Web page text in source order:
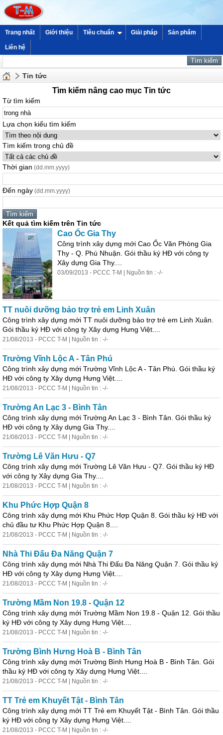
Trang nhất Giới thiệu Tiêu chuẩn Giải pháp Sản phẩm
Liên hệ
Tin tức
Tìm kiếm nâng cao mục Tin tức
Từ tìm kiếm
Lựa chọn kiểu tìm kiếm
Tìm kiếm trong chủ đề
Thời gian (dd.mm.yyyy)
Đến ngày (dd.mm.yyyy)
Kết quả tìm kiếm trên Tin tức
Cao Ốc Gia Thy
Công trình xây dựng mới Cao Ốc Văn Phòng Gia
Thy - Q. Phú Nhuận. Gói thầu ký HĐ với công ty
Xây dựng Gia Thy....
03/09/2013 - PCCC T-M | Nguồn tin : -/-
TT nuôi dưỡng bảo trợ trẻ em Linh Xuân
Công trình xây dựng mới TT nuôi dưỡng bảo trợ trẻ em Linh Xuân.
Gói thầu ký HĐ với công ty Xây dựng Hưng Việt....
21/08/2013 - PCCC T-M | Nguồn tin : -/-
Trường Vĩnh Lộc A - Tân Phú
Công trình xây dựng mới Trường Vĩnh Lộc A - Tân Phú. Gói thầu ký
HĐ với công ty Xây dựng Hưng Việt....
21/08/2013 - PCCC T-M | Nguồn tin : -/-
Trường An Lạc 3 - Bình Tân
Công trình xây dựng mới Trường An Lạc 3 - Bình Tân. Gói thầu ký
HĐ với công ty Xây dựng Gia Thy....
21/08/2013 - PCCC T-M | Nguồn tin : -/-
Trường Lê Văn Hưu - Q7
Công trình xây dựng mới Trường Lê Văn Hưu - Q7. Gói thầu ký HĐ
với công ty Xây dựng Gia Thy....
21/08/2013 - PCCC T-M | Nguồn tin : -/-
Khu Phức Hợp Quận 8
Công trình xây dựng mới Khu Phức Hợp Quận 8. Gói thầu ký HĐ với
chủ đầu tư Khu Phức Hợp Quận 8....
21/08/2013 - PCCC T-M | Nguồn tin : -/-
Nhà Thi Đấu Đa Năng Quận 7
Công trình xây dựng mới Nhà Thi Đấu Đa Năng Quận 7. Gói thầu ký
HĐ với công ty Xây dựng Hưng Việt....
21/08/2013 - PCCC T-M | Nguồn tin : -/-
Trường Mầm Non 19.8 - Quận 12
Công trình xây dựng mới Trường Mầm Non 19.8 - Quận 12. Gói thầu
ký HĐ với công ty Xây dựng Hưng Việt....
21/08/2013 - PCCC T-M | Nguồn tin : -/-
Trường Bình Hưng Hoà B - Bình Tân
Công trình xây dựng mới Trường Bình Hưng Hoà B - Bình Tân. Gói
thầu ký HĐ với công ty Xây dựng Hưng Việt....
21/08/2013 - PCCC T-M | Nguồn tin : -/-
TT Trẻ em Khuyết Tật - Bình Tân
Công trình xây dựng mới TT Trẻ em Khuyết Tật - Bình Tân. Gói thầu
ký HĐ với công ty Xây dựng Hưng Việt....
21/08/2013 - PCCC T-M | Nguồn tin : -/-